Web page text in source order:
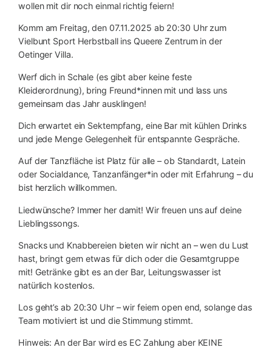
wollen mit dir noch einmal richtig feiern!
Komm am Freitag, den 07.11.2025 ab 20:30 Uhr zum
Vielbunt Sport Herbstball ins Queere Zentrum in der
Oetinger Villa.
Werf dich in Schale (es gibt aber keine feste
Kleiderordnung), bring Freund*innen mit und lass uns
gemeinsam das Jahr ausklingen!
Dich erwartet ein Sektempfang, eine Bar mit kühlen Drinks
und jede Menge Gelegenheit für entspannte Gespräche.
Auf der Tanzfläche ist Platz für alle – ob Standardt, Latein
oder Socialdance, Tanzanfänger*in oder mit Erfahrung – du
bist herzlich willkommen.
Liedwünsche? Immer her damit! Wir freuen uns auf deine
Lieblingssongs.
Snacks und Knabbereien bieten wir nicht an – wen du Lust
hast, bringt gern etwas für dich oder die Gesamtgruppe
mit! Getränke gibt es an der Bar, Leitungswasser ist
natürlich kostenlos.
Los geht’s ab 20:30 Uhr – wir feiern open end, solange das
Team motiviert ist und die Stimmung stimmt.
Hinweis: An der Bar wird es EC Zahlung aber KEINE